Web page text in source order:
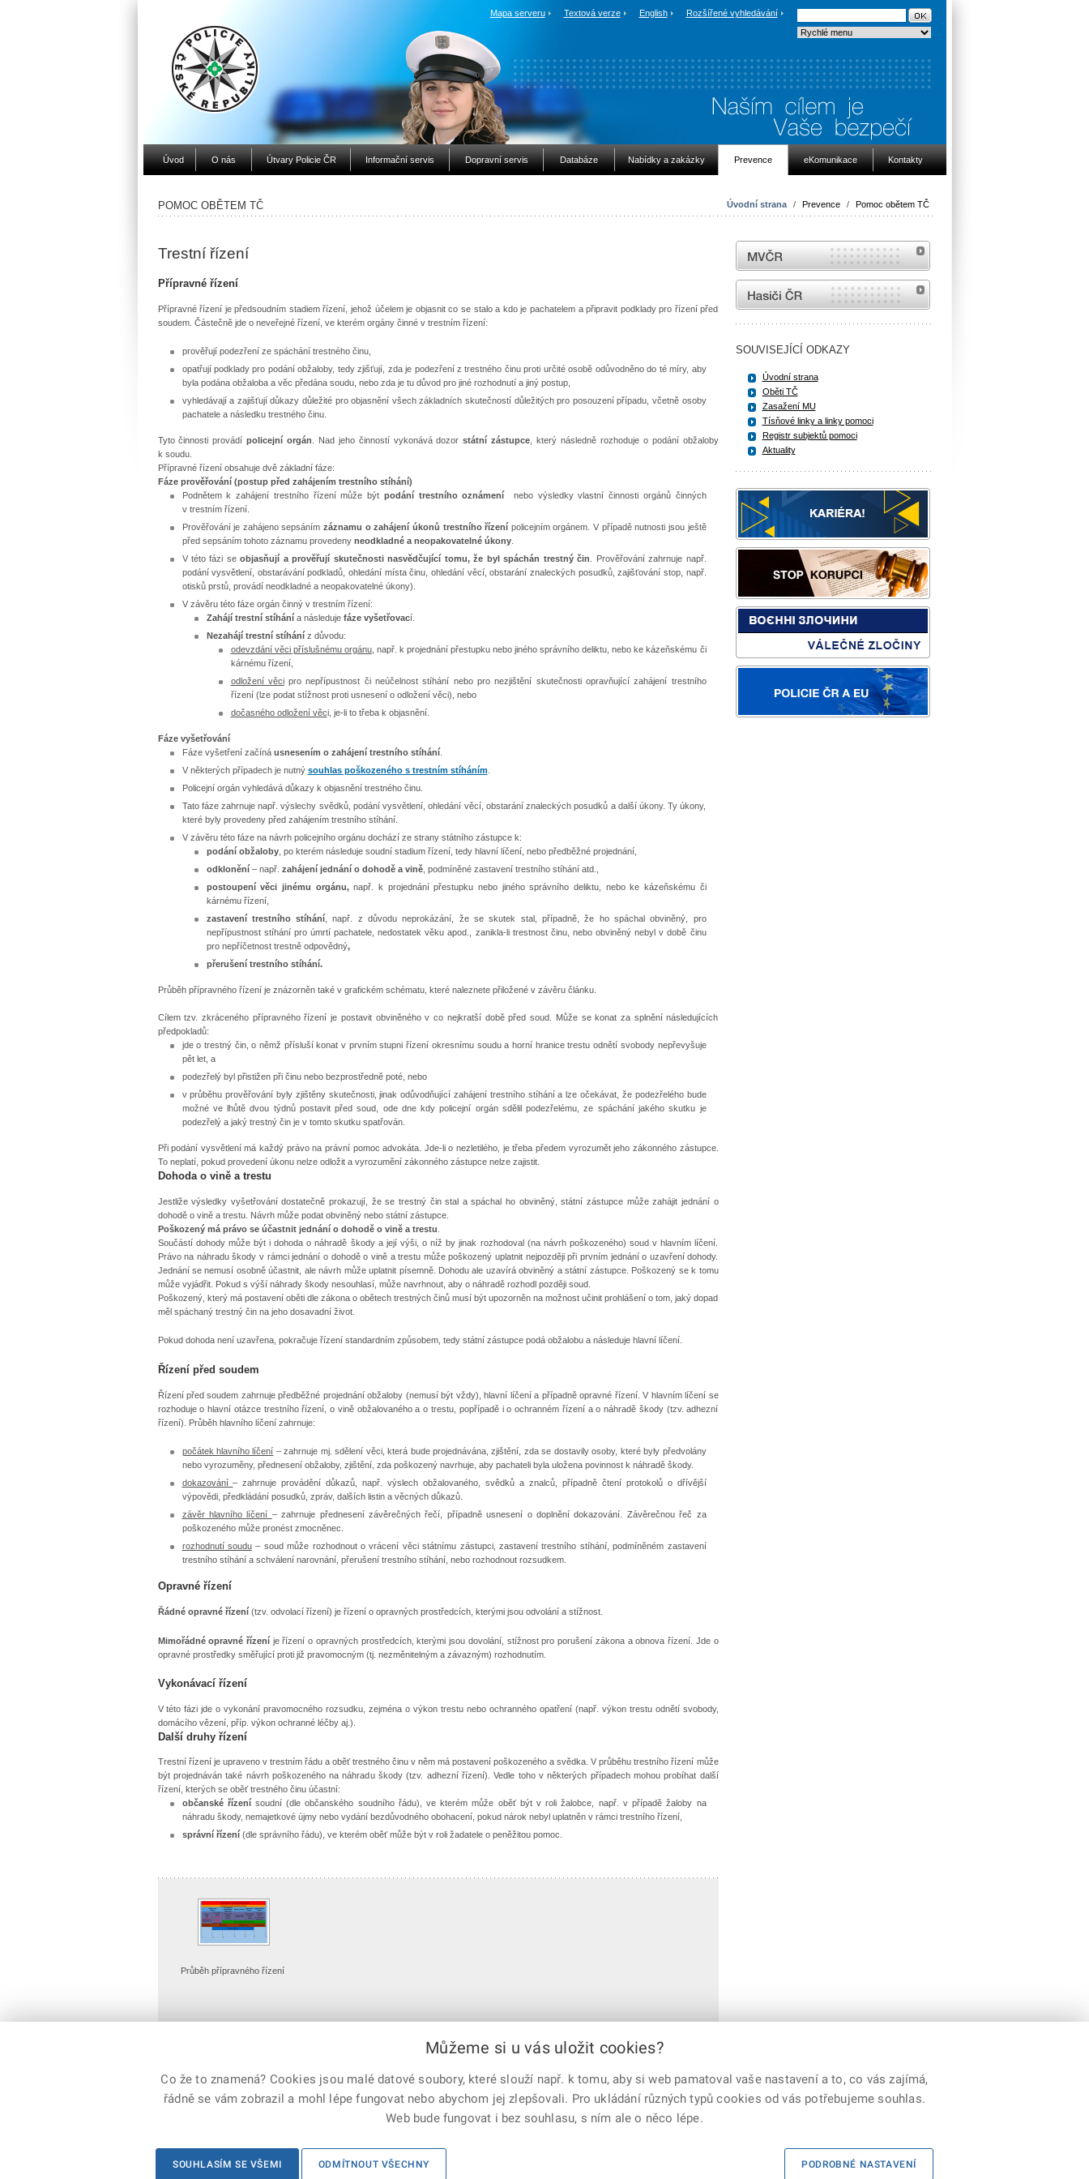
Mapa serveru Textová verze English Rozšířené vyhledávání
Úvod O nás Útvary Policie ČR Informační servis Dopravní servis Databáze Nabídky a zakázky Prevence eKomunikace Kontakty
Úvodní strana / Prevence / Pomoc obětem TČ
POMOC OBĚTEM TČ
Trestní řízení
Přípravné řízení
Přípravné řízení je předsoudním stadiem řízení, jehož účelem je objasnit co se stalo a kdo je pachatelem a připravit podklady pro řízení před
soudem. Částečně jde o neveřejné řízení, ve kterém orgány činné v trestním řízení:
prověřují podezření ze spáchání trestného činu,
opatřují podklady pro podání obžaloby, tedy zjišťují, zda je podezření z trestného činu proti určité osobě odůvodněno do té míry, aby
byla podána obžaloba a věc předána soudu, nebo zda je tu důvod pro jiné rozhodnutí a jiný postup,
vyhledávají a zajišťují důkazy důležité pro objasnění všech základních skutečností důležitých pro posouzení případu, včetně osoby
pachatele a následku trestného činu.
Tyto činnosti provádípolicejní orgán . Nad jeho činností vykonává dozorstátní zástupce , který následně rozhoduje o podání obžaloby
k soudu.
Přípravné řízení obsahuje dvě základní fáze:
Fáze prověřování (postup před zahájením trestního stíhání)
Podnětem k zahájení trestního řízení může být podání trestního oznámení nebo výsledky vlastní činnosti orgánů činných
v trestním řízení.
Prověřování je zahájeno sepsáním záznamu o zahájení úkonů trestního řízení policejním orgánem. V případě nutnosti jsou ještě
před sepsáním tohoto záznamu provedeny neodkladné a neopakovatelné úkony.
V této fázi seobjasňují a prověřují skutečnostinasvědčující tomu, že byl spáchán trestný čin . Prověřování zahrnuje např.
podání vysvětlení, obstarávání podkladů, ohledání místa činu, ohledání věcí, obstarání znaleckých posudků, zajišťování stop, např.
otisků prstů, provádí neodkladné a neopakovatelné úkony).
V závěru této fáze orgán činný v trestním řízení:
Zahájí trestní stíhánía následuje fáze vyšetřovací.
Nezahájí trestní stíháníz důvodu:
odevzdání věci příslušnému orgánu, např. k projednání přestupku nebo jiného správního deliktu, nebo ke kázeňskému či
kárnému řízení,
odložení věcipro nepřípustnost či neúčelnost stíhání nebo pro nezjištění skutečnosti opravňující zahájení trestního
řízení (lze podat stížnost proti usnesení o odložení věci), nebo
dočasného odložení věci, je-li to třeba k objasnění.
Fáze vyšetřování
Fáze vyšetření začíná usnesením o zahájení trestního stíhání.
V některých případech je nutný souhlas poškozeného s trestním stíháním.
Policejní orgán vyhledává důkazy k objasnění trestného činu.
Tato fáze zahrnuje např. výslechy svědků, podání vysvětlení, ohledání věcí, obstarání znaleckých posudků a další úkony. Ty úkony,
které byly provedeny před zahájením trestního stíhání.
V závěru této fáze na návrh policejního orgánu dochází ze strany státního zástupce k:
podání obžaloby, po kterém následuje soudní stadium řízení, tedy hlavní líčení, nebo předběžné projednání,
odklonění– např. zahájení jednání o dohodě a vině, podmíněné zastavení trestního stíhání atd.,
postoupení věci jinému orgánu,např. k projednání přestupku nebo jiného správního deliktu, nebo ke kázeňskému či
kárnému řízení,
zastavení trestního stíhání , např. z důvodu neprokázání, že se skutek stal, případně, že ho spáchal obviněný, pro
nepřípustnost stíhání pro úmrtí pachatele, nedostatek věku apod., zanikla-li trestnost činu, nebo obviněný nebyl v době činu
pro nepříčetnost trestně odpovědný,
přerušení trestního stíhání.
Průběh přípravného řízení je znázorněn také v grafickém schématu, které naleznete přiložené v závěru článku.
Cílem tzv. zkráceného přípravného řízení je postavit obviněného v co nejkratší době před soud. Může se konat za splnění následujících
předpokladů:
jde o trestný čin, o němž přísluší konat v prvním stupni řízení okresnímu soudu a horní hranice trestu odnětí svobody nepřevyšuje
pět let, a
podezřelý byl přistižen při činu nebo bezprostředně poté, nebo
v průběhu prověřování byly zjištěny skutečnosti, jinak odůvodňující zahájení trestního stíhání a lze očekávat, že podezřelého bude
možné ve lhůtě dvou týdnů postavit před soud, ode dne kdy policejní orgán sdělil podezřelému, ze spáchání jakého skutku je
podezřelý a jaký trestný čin je v tomto skutku spatřován.
Při podání vysvětlení má každý právo na právní pomoc advokáta. Jde-li o nezletilého, je třeba předem vyrozumět jeho zákonného zástupce.
To neplatí, pokud provedení úkonu nelze odložit a vyrozumění zákonného zástupce nelze zajistit.
Dohoda o vině a trestu
Jestliže výsledky vyšetřování dostatečně prokazují, že se trestný čin stal a spáchal ho obviněný, státní zástupce může zahájit jednání o
dohodě o vině a trestu. Návrh může podat obviněný nebo státní zástupce.
Poškozený má právo se účastnit jednání o dohodě o vině a trestu
Součástí dohody může být i dohoda o náhradě škody a její výši, o níž by jinak rozhodoval (na návrh poškozeného) soud v hlavním líčení.
Právo na náhradu škody v rámci jednání o dohodě o vině a trestu může poškozený uplatnit nejpozději při prvním jednání o uzavření dohody.
Jednání se nemusí osobně účastnit, ale návrh může uplatnit písemně. Dohodu ale uzavírá obviněný a státní zástupce. Poškozený se k tomu
může vyjádřit. Pokud s výší náhrady škody nesouhlasí, může navrhnout, aby o náhradě rozhodl později soud.
Poškozený, který má postavení oběti dle zákona o obětech trestných činů musí být upozorněn na možnost učinit prohlášení o tom, jaký dopad
měl spáchaný trestný čin na jeho dosavadní život.
Pokud dohoda není uzavřena, pokračuje řízení standardním způsobem, tedy státní zástupce podá obžalobu a následuje hlavní líčení.
Řízení před soudem
Řízení před soudem zahrnuje předběžné projednání obžaloby (nemusí být vždy), hlavní líčení a případně opravné řízení. V hlavním líčení se
rozhoduje o hlavní otázce trestního řízení, o vině obžalovaného a o trestu, popřípadě i o ochranném řízení a o náhradě škody (tzv. adhezní
řízení). Průběh hlavního líčení zahrnuje:
počátek hlavního líčení – zahrnuje mj. sdělení věci, která bude projednávána, zjištění, zda se dostavily osoby, které byly předvolány
nebo vyrozuměny, přednesení obžaloby, zjištění, zda poškozený navrhuje, aby pachateli byla uložena povinnost k náhradě škody.
dokazování– zahrnuje provádění důkazů, např. výslech obžalovaného, svědků a znalců, případně čtení protokolů o dřívější
výpovědi, předkládání posudků, zpráv, dalších listin a věcných důkazů.
závěr hlavního líčení – zahrnuje přednesení závěrečných řečí, případně usnesení o doplnění dokazování. Závěrečnou řeč za
poškozeného může pronést zmocněnec.
rozhodnutí soudu– soud může rozhodnout o vrácení věci státnímu zástupci, zastavení trestního stíhání, podmíněném zastavení
trestního stíhání a schválení narovnání, přerušení trestního stíhání, nebo rozhodnout rozsudkem.
Opravné řízení
Řádné opravné řízení(tzv. odvolací řízení) je řízení o opravných prostředcích, kterými jsou odvolání a stížnost.
Mimořádné opravné řízeníje řízení o opravných prostředcích, kterými jsou dovolání, stížnost pro porušení zákona a obnova řízení. Jde o
opravné prostředky směřující proti již pravomocným (tj. nezměnitelným a závazným) rozhodnutím.
Vykonávací řízení
V této fázi jde o vykonání pravomocného rozsudku, zejména o výkon trestu nebo ochranného opatření (např. výkon trestu odnětí svobody,
domácího vězení, příp. výkon ochranné léčby aj.).
Další druhy řízení
Trestní řízení je upraveno v trestním řádu a oběť trestného činu v něm má postavení poškozeného a svědka. V průběhu trestního řízení může
být projednáván také návrh poškozeného na náhradu škody (tzv. adhezní řízení). Vedle toho v některých případech mohou probíhat další
řízení, kterých se oběť trestného činu účastní:
občanské řízenísoudní (dle občanského soudního řádu), ve kterém může oběť být v roli žalobce, např. v případě žaloby na
náhradu škody, nemajetkové újmy nebo vydání bezdůvodného obohacení, pokud nárok nebyl uplatněn v rámci trestního řízení,
správní řízení (dle správního řádu), ve kterém oběť může být v roli žadatele o peněžitou pomoc.
Průběh přípravného řízení
Facebook
MVČR
internetové stránky Hasiči ČR
SOUVISEJÍCÍ ODKAZY
Úvodní strana
Oběti TČ
Zasažení MU
Tísňové linky a linky pomoci
Registr subjektů pomoci
Aktuality
© 2026 Policie ČR, všechna práva vyhrazena Mapa serveru Prohlášení o přístupnosti | RSS
Můžeme si u vás uložit cookies?
Co že to znamená? Cookies jsou malé datové soubory, které slouží např. k tomu, aby si web pamatoval vaše nastavení a to, co vás zajímá,
řádně se vám zobrazil a mohl lépe fungovat nebo abychom jej zlepšovali. Pro ukládání různých typů cookies od vás potřebujeme souhlas.
Web bude fungovat i bez souhlasu, s ním ale o něco lépe.
SOUHLASÍM SE VŠEMI ODMÍTNOUT VŠECHNY PODROBNÉ NASTAVENÍ